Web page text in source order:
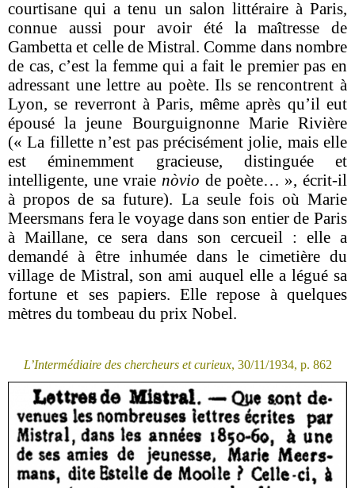
courtisane qui a tenu un salon littéraire à Paris,
connue aussi pour avoir été la maîtresse de
Gambetta et celle de Mistral. Comme dans nombre
de cas, c’est la femme qui a fait le premier pas en
adressant une lettre au poète. Ils se rencontrent à
Lyon, se reverront à Paris, même après qu’il eut
épousé la jeune Bourguignonne Marie Rivière
(« La fillette n’est pas précisément jolie, mais elle
est éminemment gracieuse, distinguée et
intelligente, une vraie nòvio de poète… », écrit-il
à propos de sa future). La seule fois où Marie
Meersmans fera le voyage dans son entier de Paris
à Maillane, ce sera dans son cercueil : elle a
demandé à être inhumée dans le cimetière du
village de Mistral, son ami auquel elle a légué sa
fortune et ses papiers. Elle repose à quelques
mètres du tombeau du prix Nobel.
L’Intermédiaire des chercheurs et curieux, 30/11/1934, p. 862